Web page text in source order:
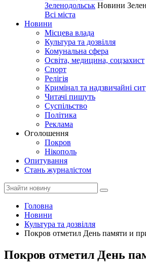
Зеленодольськ Новини
Всі міста
Новини
Місцева влада
Культура та дозвілля
Комунальна сфера
Освіта, медицина, соцзахист
Спорт
Релігія
Кримінал та надзвичайні
Читачі пишуть
Суспільство
Політика
Реклама
Оголошення
Покров
Нікополь
Опитування
Стань журналістом
Головна
Новини
Культура та дозвілля
Покров отметил День памяти и
Покров отметил День